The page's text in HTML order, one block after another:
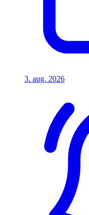
3. aug. 2026